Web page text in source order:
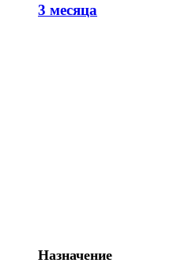
3 месяца
Назначение